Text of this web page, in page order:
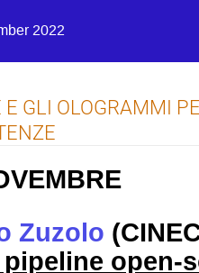
2022
E GLI OLOGRAMMI
Zuzolo
pipeline open-